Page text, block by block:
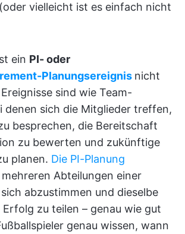
vielleicht ist es einfach nicht
ein PI- oder
Planungsereignis nicht
sind wie Team-
denen sich die Mitglieder treffen,
besprechen, die Bereitschaft
zu bewerten und zukünftige
planen. Die PI-Planung
Abteilungen einer
abzustimmen und dieselbe
zu teilen – genau wie gut
genau wissen, wann